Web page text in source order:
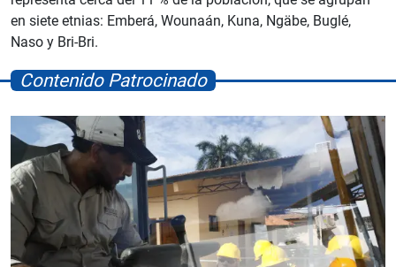
en siete etnias: Emberá, Wounaán, Kuna, Ngäbe, Buglé,
Naso y Bri-Bri.
Contenido Patrocinado